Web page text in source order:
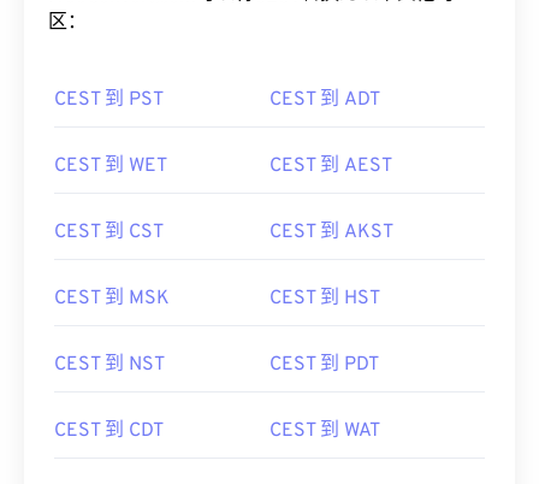
区：
CEST 到 PST CEST 到 ADT
CEST 到 WET CEST 到 AEST
CEST 到 CST CEST 到 AKST
CEST 到 MSK CEST 到 HST
CEST 到 NST CEST 到 PDT
CEST 到 CDT CEST 到 WAT